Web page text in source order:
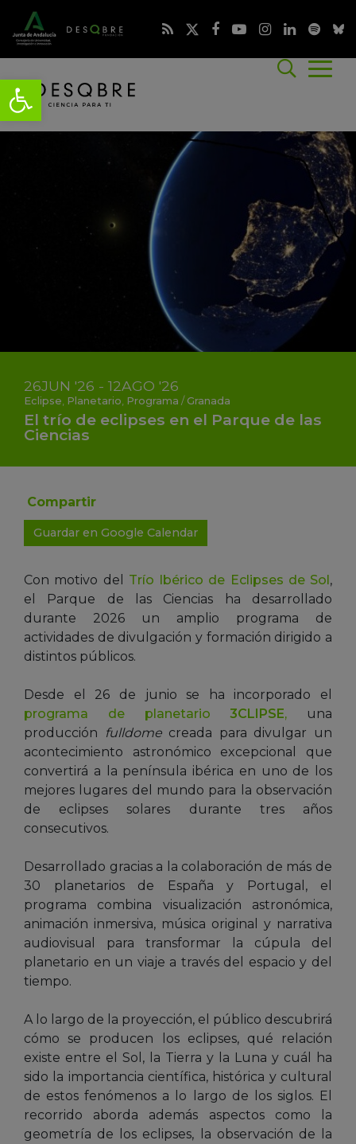
26JUN '26 - 12AGO '26
Eclipse Planetario Programa / Granada
El trío de eclipses en el Parque de las
Ciencias
Compartir
Guardar en Google Calendar
Con motivo del Trío Ibérico de Eclipses de Sol,
el Parque de las Ciencias ha desarrollado
durante 2026 un amplio programa de
actividades de divulgación y formación dirigido a
distintos públicos.
Desde el 26 de junio se ha incorporado el
programa de planetario
3CLIPSE, una
producción
fulldome creada para divulgar un
acontecimiento astronómico excepcional que
convertirá a la península ibérica en uno de los
mejores lugares del mundo para la observación
de eclipses solares durante tres años
consecutivos.
Desarrollado gracias a la colaboración de más de
30 planetarios de España y Portugal, el
programa combina visualización astronómica,
animación inmersiva, música original y narrativa
audiovisual para transformar la cúpula del
planetario en un viaje a través del espacio y del
tiempo.
A lo largo de la proyección, el público descubrirá
cómo se producen los eclipses, qué relación
existe entre el Sol, la Tierra y la Luna y cuál ha
sido la importancia científica, histórica y cultural
de estos fenómenos a lo largo de los siglos. El
recorrido aborda además aspectos como la
geometría de los eclipses, la observación de la